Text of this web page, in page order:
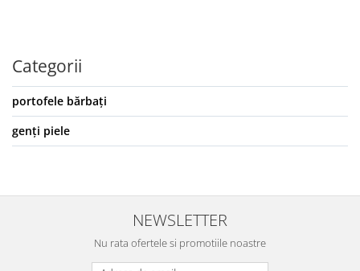
Categorii
portofele bărbați
genți piele
NEWSLETTER
Nu rata ofertele si promotiile noastre